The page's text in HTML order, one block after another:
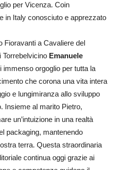
per Vicenza. Coin
in Italy conosciuto e apprezzato
Fioravanti a Cavaliere del
Torrebelvicino Emanuele
immenso orgoglio per tutta la
che corona una vita intera
e lungimiranza allo sviluppo
Insieme al marito Pietro,
un’intuizione in una realtà
packaging, mantenendo
terra. Questa straordinaria
continua oggi grazie ai